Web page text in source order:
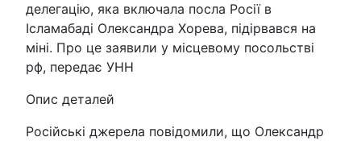
делегацію, яка включала посла Росії в
Ісламабаді Олександра Хорева, підірвався на
міні. Про це заявили у місцевому посольстві
рф, передає УНН
Опис деталей
Російські джерела повідомили, що Олександр